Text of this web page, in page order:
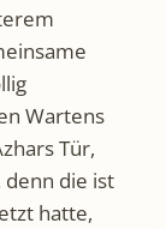
Wartens
Tür,
denn die ist
hatte,